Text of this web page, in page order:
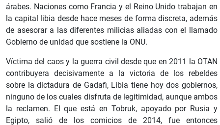
árabes. Naciones como Francia y el Reino Unido trabajan en
la capital libia desde hace meses de forma discreta, además
de asesorar a las diferentes milicias aliadas con el llamado
Gobierno de unidad que sostiene la ONU.
Víctima del caos y la guerra civil desde que en 2011 la OTAN
contribuyera decisivamente a la victoria de los rebeldes
sobre la dictadura de Gadafi, Libia tiene hoy dos gobiernos,
ninguno de los cuales disfruta de legitimidad, aunque ambos
la reclamen. El que está en Tobruk, apoyado por Rusia y
Egipto, salió de los comicios de 2014, fue entonces